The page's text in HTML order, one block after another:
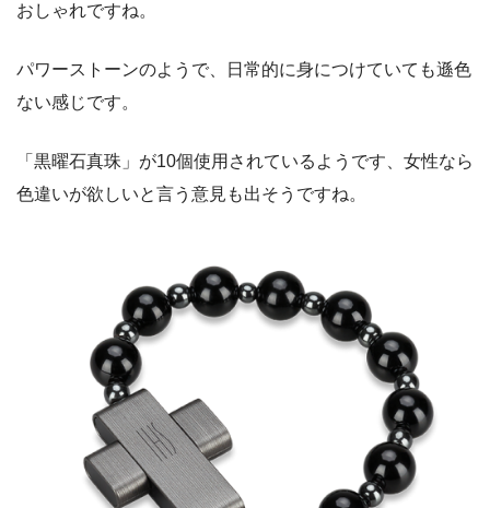
おしゃれですね。
パワーストーンのようで、日常的に身につけていても遜色
ない感じです。
「黒曜石真珠」が10個使用されているようです、女性なら
色違いが欲しいと言う意見も出そうですね。